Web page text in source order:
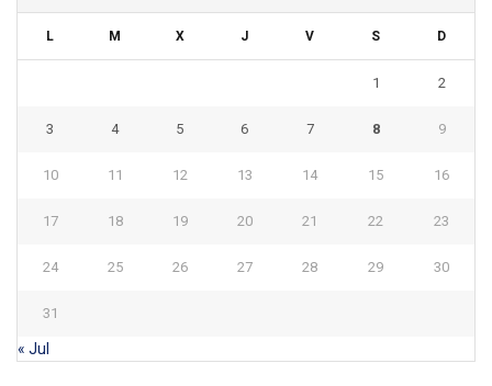
L M X J V S D
1 2
3 4 5 6 7 8 9
10 11 12 13 14 15 16
17 18 19 20 21 22 23
24 25 26 27 28 29 30
31
« Jul